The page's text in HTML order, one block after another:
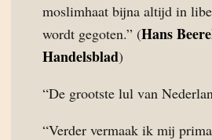
moslimhaat bijna altijd in
wordt gegoten.” (Hans
Handelsblad)
“De grootste lul van
“Verder vermaak ik mij